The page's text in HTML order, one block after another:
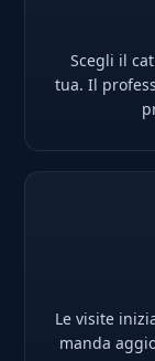
Scegli il
tua. Il
Le visite
manda